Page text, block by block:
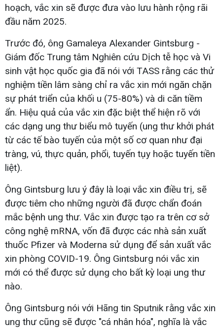
hoạch, vắc xin sẽ được đưa vào lưu hành rộng rãi
đầu năm 2025.
Trước đó, ông Gamaleya Alexander Gintsburg -
Giám đốc Trung tâm Nghiên cứu Dịch tễ học và Vi
sinh vật học quốc gia đã nói với TASS rằng các thử
nghiệm tiền lâm sàng chỉ ra vắc xin mới ngăn chặn
sự phát triển của khối u (75-80%) và di căn tiềm
ẩn. Hiệu quả của vắc xin đặc biệt thể hiện rõ với
các dạng ung thư biểu mô tuyến (ung thư khởi phát
từ các tế bào tuyến của một số cơ quan như đại
tràng, vú, thực quản, phổi, tuyến tụy hoặc tuyến tiền
liệt).
Ông Gintsburg lưu ý đây là loại vắc xin điều trị, sẽ
được tiêm cho những người đã được chẩn đoán
mắc bệnh ung thư. Vắc xin được tạo ra trên cơ sở
công nghệ mRNA, vốn đã được các nhà sản xuất
thuốc Pfizer và Moderna sử dụng để sản xuất vắc
xin phòng COVID-19. Ông Gintsburg nói vắc xin
mới có thể được sử dụng cho bất kỳ loại ung thư
nào.
Ông Gintsburg nói với Hãng tin Sputnik rằng vắc xin
ung thư cũng sẽ được "cá nhân hóa", nghĩa là vắc